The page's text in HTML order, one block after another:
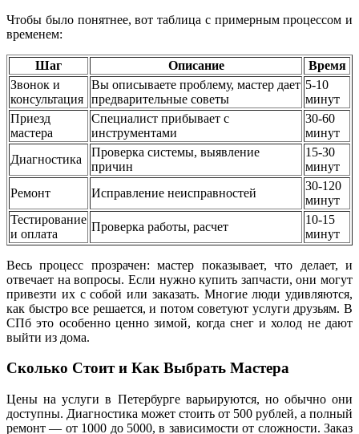
Чтобы было понятнее, вот таблица с примерным процессом и
временем:
Шаг Описание
Время
Звонок и
консультация
Вы описываете проблему, мастер дает
предварительные советы
5-10
минут
Приезд
мастера
Специалист прибывает с
инструментами
30-60
минут
Диагностика
Проверка системы, выявление
причин
15-30
минут
Ремонт
Исправление неисправностей
30-120
минут
Тестирование
и оплата
Проверка работы, расчет
10-15
минут
Весь процесс прозрачен: мастер показывает, что делает, и
отвечает на вопросы. Если нужно купить запчасти, они могут
привезти их с собой или заказать. Многие люди удивляются,
как быстро все решается, и потом советуют услуги друзьям. В
СПб это особенно ценно зимой, когда снег и холод не дают
выйти из дома.
Сколько Стоит и Как Выбрать Мастера
Цены на услуги в Петербурге варьируются, но обычно они
доступны. Диагностика может стоить от 500 рублей, а полный
ремонт — от 1000 до 5000, в зависимости от сложности. Заказ